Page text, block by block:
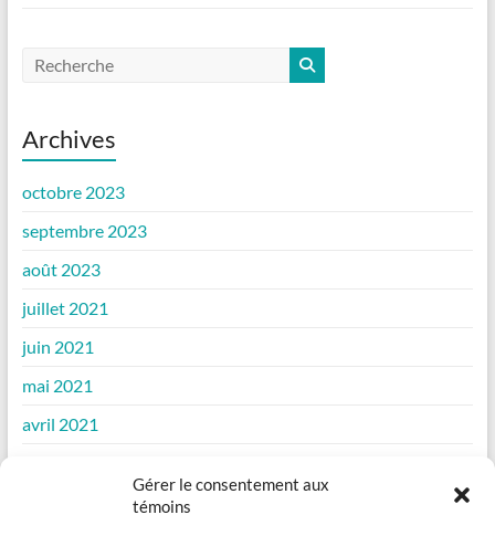
Gérer le consentement aux
témoins
Archives
octobre 2023
septembre 2023
août 2023
juillet 2021
juin 2021
mai 2021
avril 2021